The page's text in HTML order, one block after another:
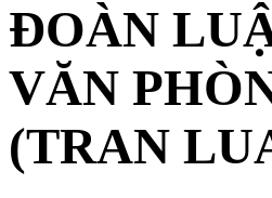
ĐOÀN
VĂN
(TRAN